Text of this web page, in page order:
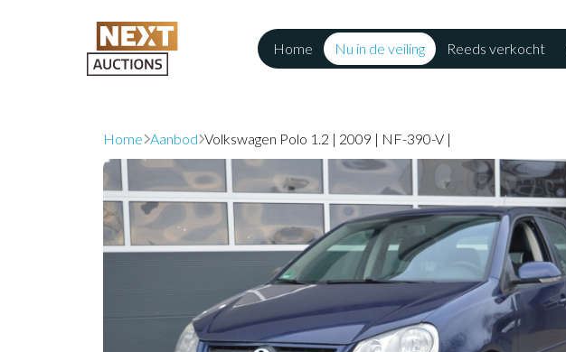
Home Nu in de veiling Reeds verkocht
Home Aanbod Volkswagen Polo 1.2 | 2009 | NF-390-V |